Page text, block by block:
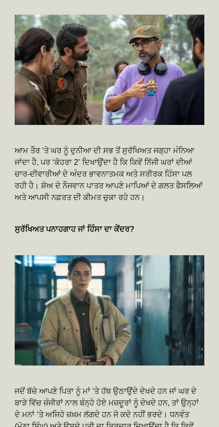
ਆਮ ਤੌਰ ‘ਤੇ ਘਰ ਨੂੰ ਦੁਨੀਆ ਦੀ ਸਭ ਤੋਂ ਸੁਰੱਖਿਅਤ ਜਗ੍ਹਾ ਮੰਨਿਆ
ਜਾਂਦਾ ਹੈ, ਪਰ ‘ਕੋਹਰਾ 2’ ਦਿਖਾਉਂਦਾ ਹੈ ਕਿ ਕਿਵੇਂ ਨਿੱਜੀ ਘਰਾਂ ਦੀਆਂ
ਚਾਰ-ਦੀਵਾਰੀਆਂ ਦੇ ਅੰਦਰ ਭਾਵਨਾਤਮਕ ਅਤੇ ਸਰੀਰਕ ਹਿੰਸਾ ਪਲ
ਰਹੀ ਹੈ। ਸ਼ੋਅ ਦੇ ਨੌਜਵਾਨ ਪਾਤਰ ਆਪਣੇ ਮਾਪਿਆਂ ਦੇ ਗਲਤ ਫੈਸਲਿਆਂ
ਅਤੇ ਆਪਸੀ ਨਫ਼ਰਤ ਦੀ ਕੀਮਤ ਚੁਕਾ ਰਹੇ ਹਨ।
ਸੁਰੱਖਿਅਤ ਪਨਾਹਗਾਹ ਜਾਂ ਹਿੰਸਾ ਦਾ ਕੇਂਦਰ?
ਜਦੋਂ ਬੱਚੇ ਆਪਣੇ ਪਿਤਾ ਨੂੰ ਮਾਂ ‘ਤੇ ਹੱਥ ਉਠਾਉਂਦੇ ਦੇਖਦੇ ਹਨ ਜਾਂ ਘਰ ਦੇ
ਬਾੜੇ ਵਿੱਚ ਜ਼ੰਜੀਰਾਂ ਨਾਲ ਬੰਨ੍ਹੇ ਹੋਏ ਮਜ਼ਦੂਰਾਂ ਨੂੰ ਦੇਖਦੇ ਹਨ, ਤਾਂ ਉਨ੍ਹਾਂ
ਦੇ ਮਨਾਂ ‘ਤੇ ਅਜਿਹੇ ਜ਼ਖ਼ਮ ਲੱਗਦੇ ਹਨ ਜੋ ਕਦੇ ਨਹੀਂ ਭਰਦੇ। ਧਨਵੰਤ